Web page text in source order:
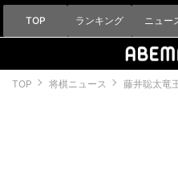
TOP ランキング ニュー
TOP 将棋ニュース 藤井聡太竜